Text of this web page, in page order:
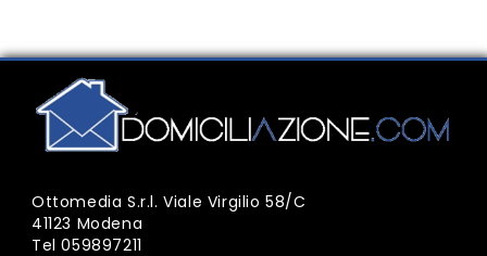
Ottomedia S.r.l. Viale Virgilio 58/C
41123 Modena
Tel059897211